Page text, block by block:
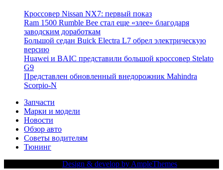
Кроссовер Nissan NX7: первый показ
Ram 1500 Rumble Bee стал еще «злее» благодаря
заводским доработкам
Большой седан Buick Electra L7 обрел электрическую
версию
Huawei и BAIC представили большой кроссовер Stelato
G9
Представлен обновленный внедорожник Mahindra
Scorpio-N
Запчасти
Марки и модели
Новости
Обзор авто
Советы водителям
Тюнинг
Design & develop by AmpleThemes